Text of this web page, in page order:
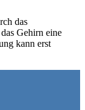
das
Gehirn eine
kann erst